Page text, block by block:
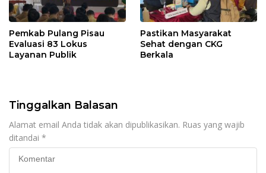
Pemkab Pulang Pisau
Evaluasi 83 Lokus
Layanan Publik
Pastikan Masyarakat
Sehat dengan CKG
Berkala
Tinggalkan Balasan
Alamat email Anda tidak akan dipublikasikan. Ruas yang wajib
ditandai *